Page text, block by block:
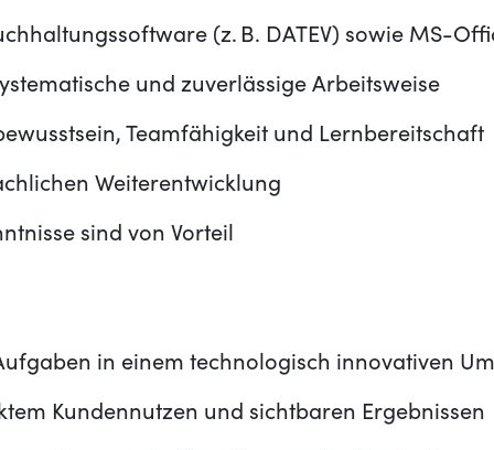
(z. B. DATEV) sowie MS-
und zuverlässige Arbeitsweise
Teamfähigkeit und Lernbereitschaft
Weiterentwicklung
sind von Vorteil
in einem technologisch innovativen
Kundennutzen und sichtbaren Ergebnissen